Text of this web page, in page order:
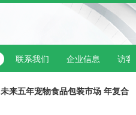
联系我们 企业信息 访客
未来五年宠物食品包装市场 年复合